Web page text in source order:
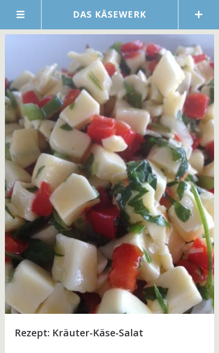
DAS KÄSEWERK
Rezept: Kräuter-Käse-Salat